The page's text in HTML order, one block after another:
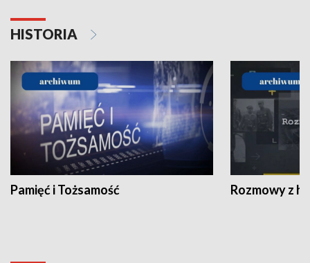
HISTORIA
Pamięć i Tożsamość Rozmowy z